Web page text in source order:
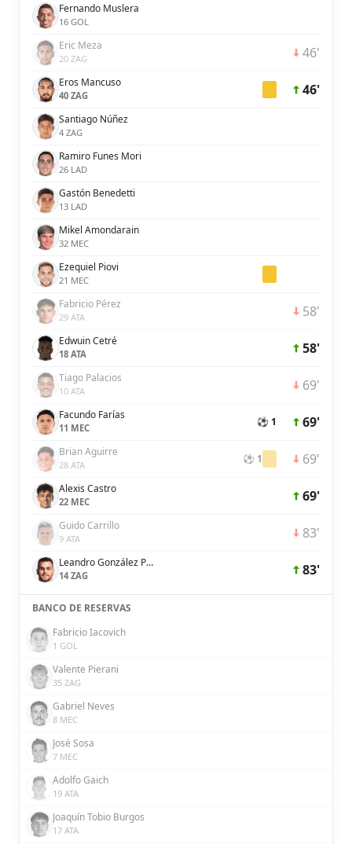
Fernando Muslera
16 GOL
Eric Meza
20 ZAG 46'
Eros Mancuso
40 ZAG 46'
Santiago Núñez
4 ZAG
Ramiro Funes Mori
26 LAD
Gastón Benedetti
13 LAD
Mikel Amondarain
32 MEC
Ezequiel Piovi
21 MEC
Fabricio Pérez
29 ATA 58'
Edwuin Cetré
18 ATA 58'
Tiago Palacios
10 ATA 69'
Facundo Farías
11 MEC ⚽ 1 69'
Brian Aguirre
28 ATA ⚽ 1 69'
Alexis Castro
22 MEC 69'
Guido Carrillo
9 ATA 83'
Leandro González Pírez
14 ZAG 83'
BANCO DE RESERVAS
Fabricio Iacovich
1 GOL
Valente Pierani
35 ZAG
Gabriel Neves
8 MEC
José Sosa
7 MEC
Adolfo Gaich
19 ATA
Joaquín Tobio Burgos
17 ATA